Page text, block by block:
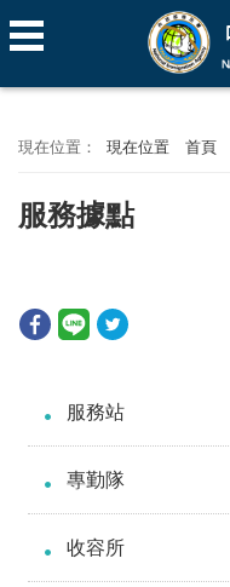
現在位置 首頁
服務據點
服務站
專勤隊
收容所